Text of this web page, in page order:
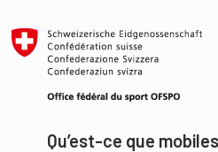
Qu’est-ce que